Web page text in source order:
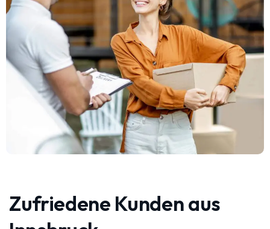
Zufriedene Kunden aus